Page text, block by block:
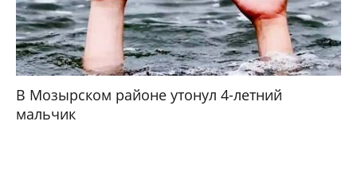
В Мозырском районе утонул 4-летний
мальчик